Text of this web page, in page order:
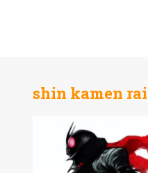
shin kamen